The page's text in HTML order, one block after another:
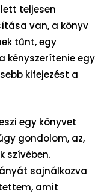
teljesen
van, a könyv
tűnt, egy
kényszerítenie egy
kifejezést a
egy könyvet
gondolom, az,
szívében.
sajnálkozva
amit